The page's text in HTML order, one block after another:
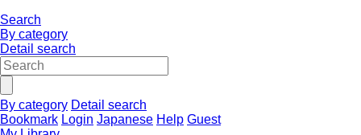
Search
By category
Detail search
By category Detail search
Bookmark Login Japanese Help Guest